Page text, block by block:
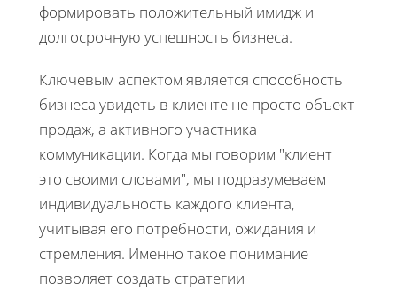
формировать положительный имидж и
долгосрочную успешность бизнеса.
Ключевым аспектом является способность
бизнеса увидеть в клиенте не просто объект
продаж, а активного участника
коммуникации. Когда мы говорим "клиент
это своими словами", мы подразумеваем
индивидуальность каждого клиента,
учитывая его потребности, ожидания и
стремления. Именно такое понимание
позволяет создать стратегии